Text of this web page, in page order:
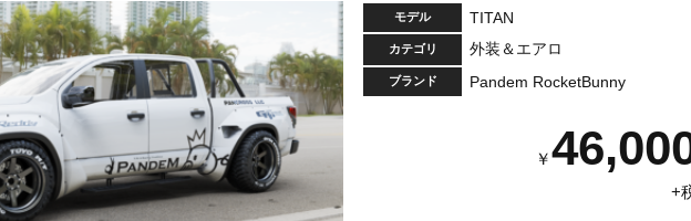
モデル TITAN
カテゴリ 外装＆エアロ
ブランド Pandem RocketBunny
￥
+